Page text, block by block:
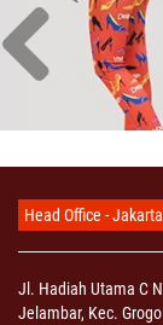
Head Office - Jakarta
Jl. Hadiah Utama C
Jelambar, Kec.